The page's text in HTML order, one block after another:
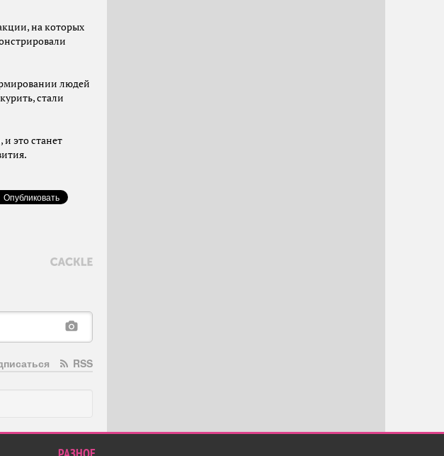
на которых
людей
стали
это станет
RSS